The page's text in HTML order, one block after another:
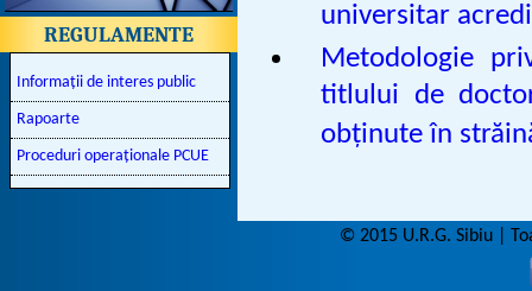
REGULAMENTE
Informații de interes public
Rapoarte
Proceduri operaționale PCUE
universitar
Metodologie
titlului de
obținute în
© 2015 U.R.G. Sibiu |